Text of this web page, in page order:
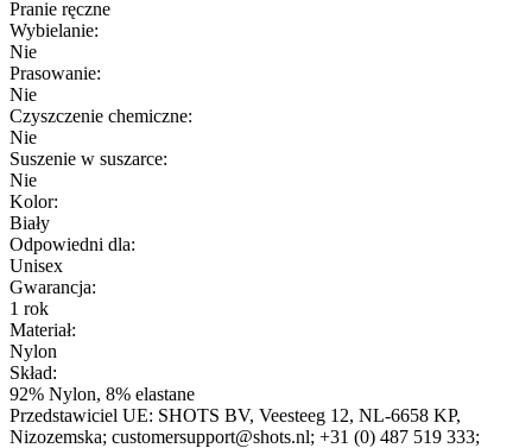
Pranie ręczne
Wybielanie:
Nie
Prasowanie:
Nie
Czyszczenie chemiczne:
Nie
Suszenie w suszarce:
Nie
Kolor:
Biały
Odpowiedni dla:
Unisex
Gwarancja:
1 rok
Materiał:
Nylon
Skład:
92% Nylon, 8% elastane
Przedstawiciel UE: SHOTS BV, Veesteeg 12, NL-6658 KP,
Nizozemska; customersupport@shots.nl; +31 (0) 487 519 333;